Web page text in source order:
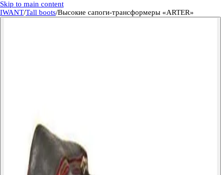
Skip to main content
IWANT/Tall boots/Высокие сапоги-трансформеры «ARTER»